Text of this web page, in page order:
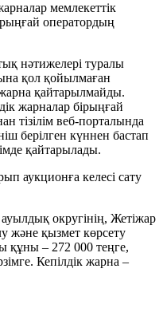
мемлекеттік
оператордың
нәтижелері туралы
қол қойылмаған
қайтарылмайды.
жарналар бірыңғай
тізілім веб-порталында
берілген күннен бастап
қайтарылады.
аукционға келесі сату
округінің, Жетіжар
және қызмет көрсету
құны – 272 000 теңге,
Кепілдік жарна –